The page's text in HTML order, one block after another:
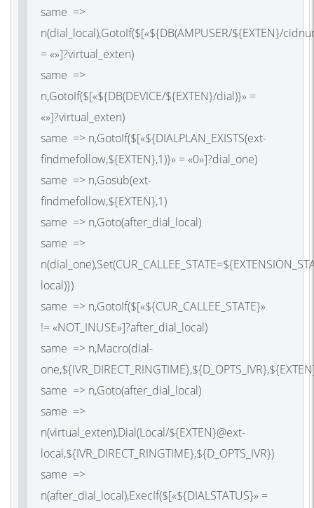
same =>
n(dial_local),GotoIf($[«${DB(AMPUSER/${EXTEN}/
= «»]?virtual_exten)
same =>
n,GotoIf($[«${DB(DEVICE/${EXTEN}/dial)}» =
«»]?virtual_exten)
same => n,GotoIf($[«${DIALPLAN_EXISTS(ext-
findmefollow,${EXTEN},1)}» = «0»]?dial_one)
same => n,Gosub(ext-
findmefollow,${EXTEN},1)
same => n,Goto(after_dial_local)
same =>
local)})
same => n,GotoIf($[«${CUR_CALLEE_STATE}»
!= «NOT_INUSE»]?after_dial_local)
same => n,Macro(dial-
same => n,Goto(after_dial_local)
same =>
n(virtual_exten),Dial(Local/${EXTEN}@ext-
local,${IVR_DIRECT_RINGTIME},${D_OPTS_IVR})
same =>
n(after_dial_local),ExecIf($[«${DIALSTATUS}» =